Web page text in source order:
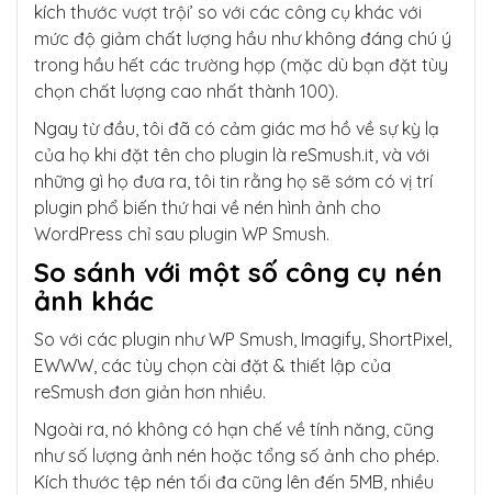
kích thước vượt trội’ so với các công cụ khác với
mức độ giảm chất lượng hầu như không đáng chú ý
trong hầu hết các trường hợp (mặc dù bạn đặt tùy
chọn chất lượng cao nhất thành 100).
Ngay từ đầu, tôi đã có cảm giác mơ hồ về sự kỳ lạ
của họ khi đặt tên cho plugin là reSmush.it, và với
những gì họ đưa ra, tôi tin rằng họ sẽ sớm có vị trí
plugin phổ biến thứ hai về nén hình ảnh cho
WordPress chỉ sau plugin WP Smush.
So sánh với một số công cụ nén
ảnh khác
So với các plugin như WP Smush, Imagify, ShortPixel,
EWWW, các tùy chọn cài đặt & thiết lập của
reSmush đơn giản hơn nhiều.
Ngoài ra, nó không có hạn chế về tính năng, cũng
như số lượng ảnh nén hoặc tổng số ảnh cho phép.
Kích thước tệp nén tối đa cũng lên đến 5MB, nhiều